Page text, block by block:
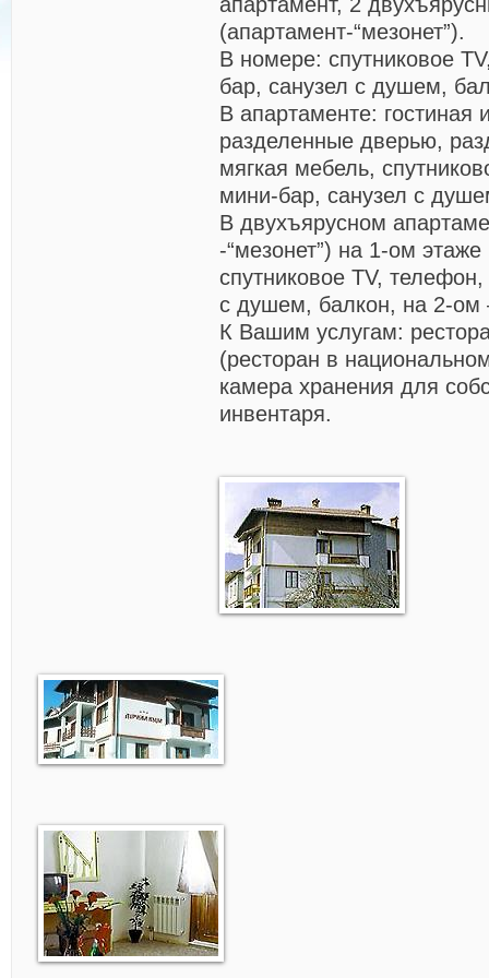
(апартамент-“мезонет”).
В номере: спутниковое
бар, санузел с душем,
В апартаменте: гостиная
разделенные дверью,
мягкая мебель,
мини-бар, санузел с
В двухъярусном
-“мезонет”) на 1-ом этаже
спутниковое TV,
с душем, балкон, на 2-ом
К Вашим услугам:
(ресторан в
камера хранения для
инвентаря.